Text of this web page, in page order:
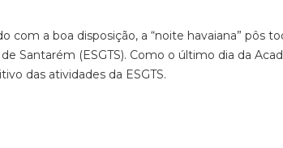
com a boa disposição, a “noite havaiana” pôs
Santarém (ESGTS). Como o último dia da
das atividades da ESGTS.